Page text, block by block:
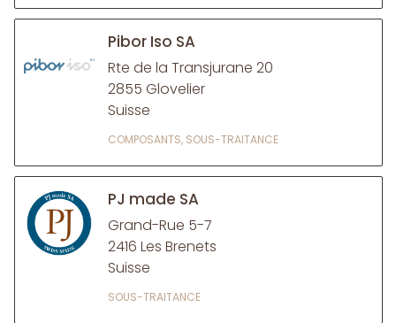
Pibor Iso SA
Rte de la Transjurane 20
2855 Glovelier
Suisse
COMPOSANTS, SOUS-TRAITANCE
PJ made SA
Grand-Rue 5-7
2416 Les Brenets
Suisse
SOUS-TRAITANCE